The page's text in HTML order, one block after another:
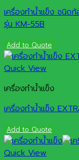
เครื่องทำน้ำแข็ง ชนิด
รุ่น KM-55B
Add to Quote
Quick View
เครื่องทำน้ำแข็ง
เครื่องทำน้ำแข็ง
Add to Quote
Quick View